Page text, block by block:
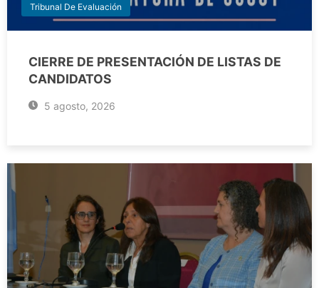
Tribunal De Evaluación
CIERRE DE PRESENTACIÓN DE LISTAS DE
CANDIDATOS
5 agosto, 2026